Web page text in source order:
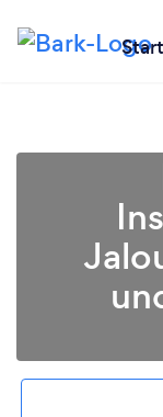
Start